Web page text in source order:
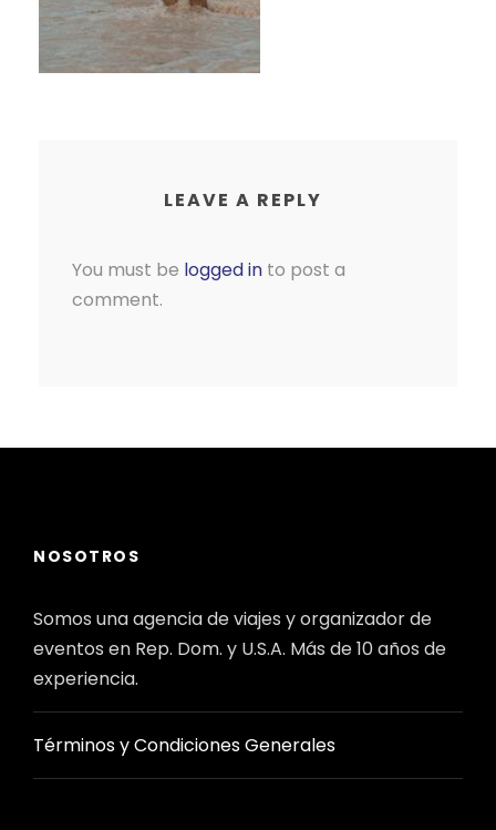
LEAVE A REPLY
You must be logged in to post a
comment.
NOSOTROS
Somos una agencia de viajes y organizador de
eventos en Rep. Dom. y U.S.A. Más de 10 años de
experiencia.
Términos y Condiciones Generales